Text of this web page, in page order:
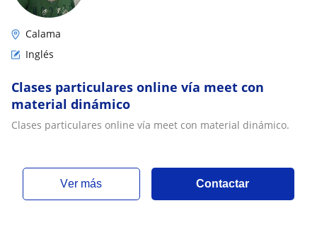
Calama
Inglés
Clases particulares online vía meet con
material dinámico
Clases particulares online vía meet con material dinámico.
ver más Contactar